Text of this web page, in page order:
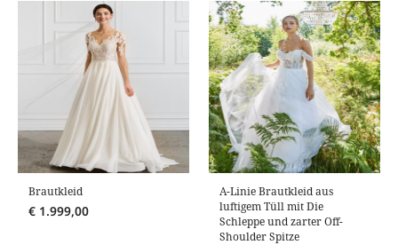
Brautkleid
€ 1.999,00
A-Linie Brautkleid aus
luftigem Tüll mit Die
Schleppe und zarter Off-
Shoulder Spitze